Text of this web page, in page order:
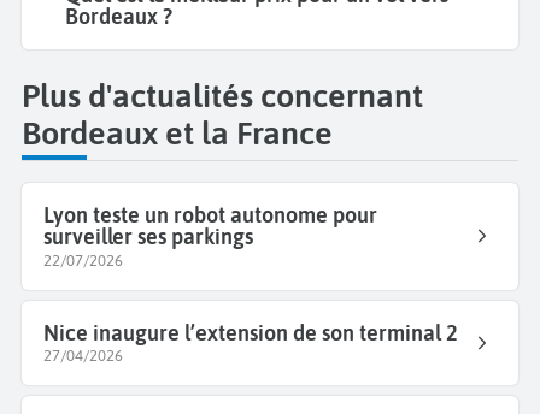
Bordeaux ?
Plus d'actualités concernant
Bordeaux et la France
Lyon teste un robot autonome pour
surveiller ses parkings
22/07/2026
Nice inaugure l’extension de son terminal 2
27/04/2026